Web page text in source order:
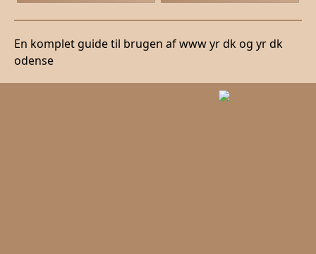
En komplet guide til brugen af www yr dk og yr dk
odense